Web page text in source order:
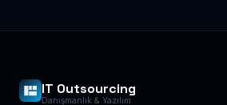
IT Outsourcing
Danışmanlık & Yazılım